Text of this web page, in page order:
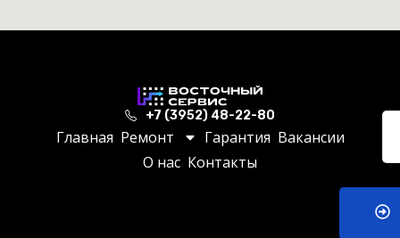
+7 (3952) 48-22-80
Главная Ремонт Гарантия Вакансии
О нас Контакты